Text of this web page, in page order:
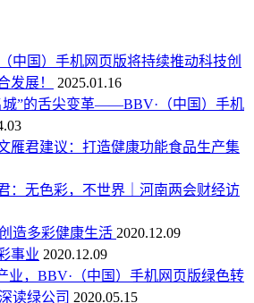
中国）手机网页版将持续推动科技创
发展！
2025.01.16
城”的舌尖变革——BBV·（中国）手机
雁君建议：打造健康功能食品生产集
：无色彩，不世界｜河南两会财经访
造多彩健康生活 2020.12.09
事业 2020.12.09
业，BBV·（中国）手机网页版绿色转
读绿公司 2020.05.15